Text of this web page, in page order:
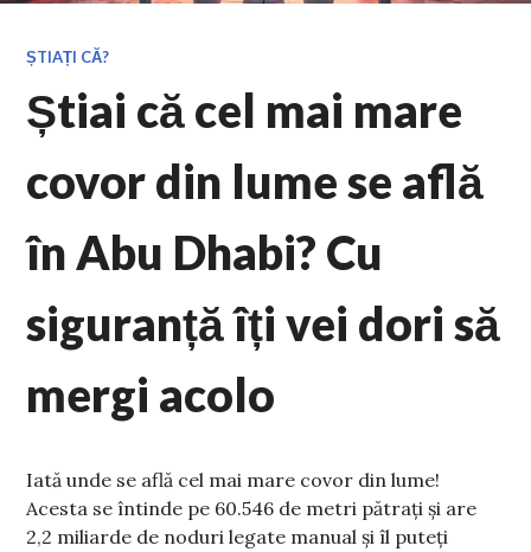
ȘTIAȚI CĂ?
Știai că cel mai mare
covor din lume se află
în Abu Dhabi? Cu
siguranță îți vei dori să
mergi acolo
Iată unde se află cel mai mare covor din lume!
Acesta se întinde pe 60.546 de metri pătrați și are
2,2 miliarde de noduri legate manual și îl puteți